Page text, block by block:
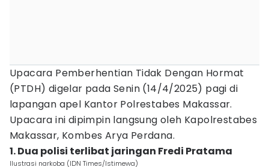
Upacara Pemberhentian Tidak Dengan Hormat
(PTDH) digelar pada Senin (14/4/2025) pagi di
lapangan apel Kantor Polrestabes Makassar.
Upacara ini dipimpin langsung oleh Kapolrestabes
Makassar, Kombes Arya Perdana.
1. Dua polisi terlibat jaringan Fredi Pratama
Ilustrasi narkoba (IDN Times/Istimewa)